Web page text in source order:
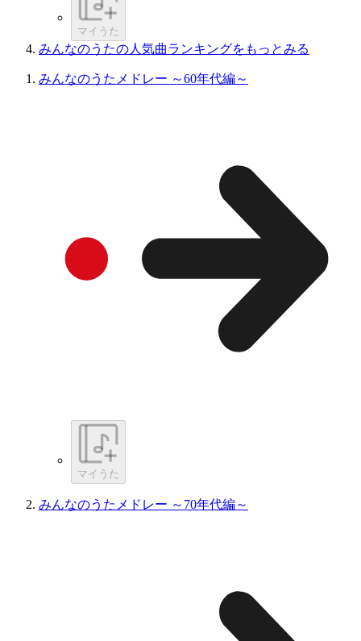
マイうた
みんなのうたの人気曲ランキングをもっとみる
みんなのうたメドレー ～60年代編～
マイうた
みんなのうたメドレー ～70年代編～